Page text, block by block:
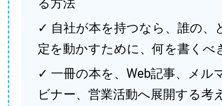
る方法
✓ 自社が本を持つなら、誰の、
定を動かすために、何を書くべ
✓ 一冊の本を、Web記事、メル
ビナー、営業活動へ展開する考